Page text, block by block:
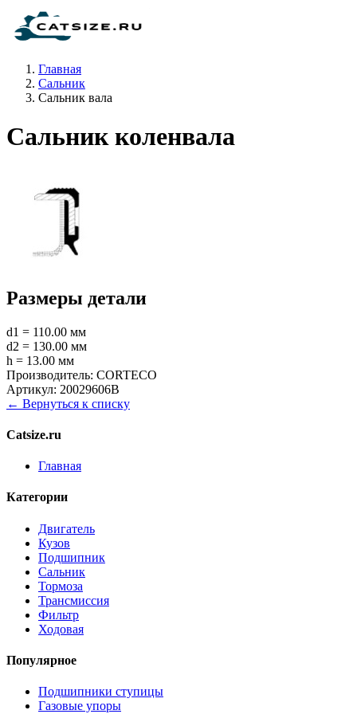
Главная
Сальник
Сальник вала
Сальник коленвала
Размеры детали
d1 = 110.00 мм
d2 = 130.00 мм
h = 13.00 мм
Производитель: CORTECO
Артикул: 20029606B
← Вернуться к списку
Catsize.ru
Главная
Категории
Двигатель
Кузов
Подшипник
Сальник
Тормоза
Трансмиссия
Фильтр
Ходовая
Популярное
Подшипники ступицы
Газовые упоры